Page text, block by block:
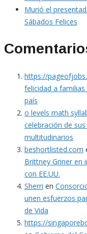
Murió el
Sábados Felices
https://
felicidad a
país
o levels math
celebración de
multitudinarios
beshortlisted.com
Brittney Griner en
con EE.UU.
Sherri en
unen esfuerzos
de Vida
https://